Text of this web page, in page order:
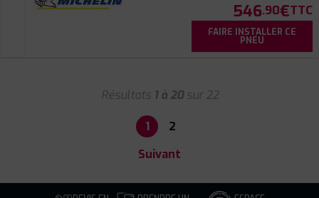
546.90€TTC
FAIRE INSTALLER CE
PNEU
Résultats 1 à 20sur 22
1
2
Suivant